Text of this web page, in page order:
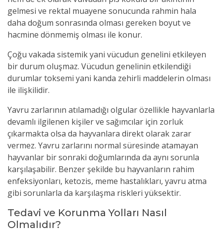
gelmesi ve rektal muayene sonucunda rahmin hala
daha doğum sonrasında olması gereken boyut ve
hacmine dönmemiş olması ile konur.
Çoğu vakada sistemik yani vücudun genelini etkileyen
bir durum oluşmaz. Vücudun genelinin etkilendiği
durumlar toksemi yani kanda zehirli maddelerin olması
ile ilişkilidir.
Yavru zarlarının atılamadığı olgular özellikle hayvanlarla
devamlı ilgilenen kişiler ve sağımcılar için zorluk
çıkarmakta olsa da hayvanlara direkt olarak zarar
vermez. Yavru zarlarını normal süresinde atamayan
hayvanlar bir sonraki doğumlarında da aynı sorunla
karşılaşabilir. Benzer şekilde bu hayvanların rahim
enfeksiyonları, ketozis, meme hastalıkları, yavru atma
gibi sorunlarla da karşılaşma riskleri yüksektir.
Tedavi ve Korunma Yolları Nasıl
Olmalıdır?